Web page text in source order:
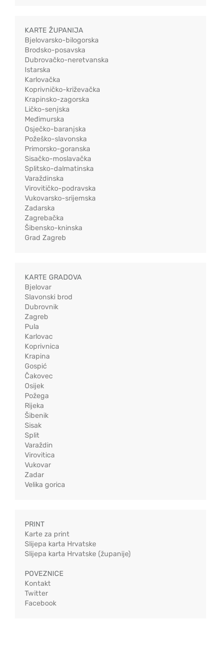
KARTE ŽUPANIJA
Bjelovarsko-bilogorska
Brodsko-posavska
Dubrovačko-neretvanska
Istarska
Karlovačka
Koprivničko-križevačka
Krapinsko-zagorska
Ličko-senjska
Međimurska
Osječko-baranjska
Požeško-slavonska
Primorsko-goranska
Sisačko-moslavačka
Splitsko-dalmatinska
Varaždinska
Virovitičko-podravska
Vukovarsko-srijemska
Zadarska
Zagrebačka
Šibensko-kninska
Grad Zagreb
KARTE GRADOVA
Bjelovar
Slavonski brod
Dubrovnik
Zagreb
Pula
Karlovac
Koprivnica
Krapina
Gospić
Čakovec
Osijek
Požega
Rijeka
Šibenik
Sisak
Split
Varaždin
Virovitica
Vukovar
Zadar
Velika gorica
PRINT
Karte za print
Slijepa karta Hrvatske
Slijepa karta Hrvatske (županije)
POVEZNICE
Kontakt
Twitter
Facebook